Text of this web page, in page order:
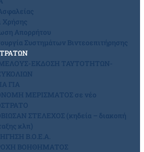
Χρήσης
Απορρήτου
Συστημάτων Βιντεοεπιτήρησης
ΕΚΔΟΣΗ ΤΑΥΤΟΤΗΤΩΝ-
ΓΙΑ
ΜΕΡΙΣΜΑΤΟΣ σε νέο
ΣΤΕΛΕΧΟΣ (κηδεία – διακοπή
κλπ)
Β.Ο.Ε.Α.
ΒΟΗΘΗΜΑΤΟΣ